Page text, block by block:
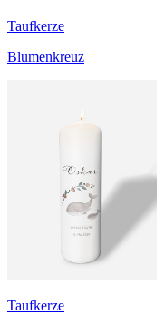
Taufkerze
Blumenkreuz
Taufkerze